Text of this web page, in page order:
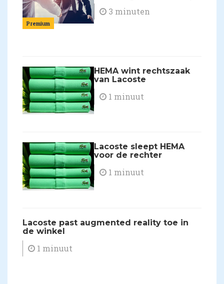
Premium
3 minuten
HEMA wint rechtszaak
van Lacoste
1 minuut
Lacoste sleept HEMA
voor de rechter
1 minuut
Lacoste past augmented reality toe in
de winkel
1 minuut